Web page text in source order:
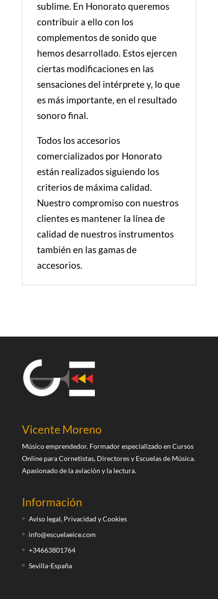
sublime. En Honorato queremos
contribuir a ello con los
complementos de sonido que
hemos desarrollado. Estos ejercen
ciertas modificaciones en las
sensaciones del intérprete y, lo que
es más importante, en el resultado
sonoro final.
Todos los accesorios
comercializados por Honorato
están realizados siguiendo los
criterios de máxima calidad.
Nuestro compromiso con nuestros
clientes es mantener la línea de
calidad de nuestros instrumentos
también en las gamas de
accesorios.
Vicente Moreno
Músico emprendedor. Formador especializado en Cursos
Online para Cornetistas, Directores y Escuelas de Música.
Apasionado de la aviación y la lectura.
Información
Aviso legal, Privacidad y Cookies
info@escuelaeice.com
+34663801764
Sevilla-España